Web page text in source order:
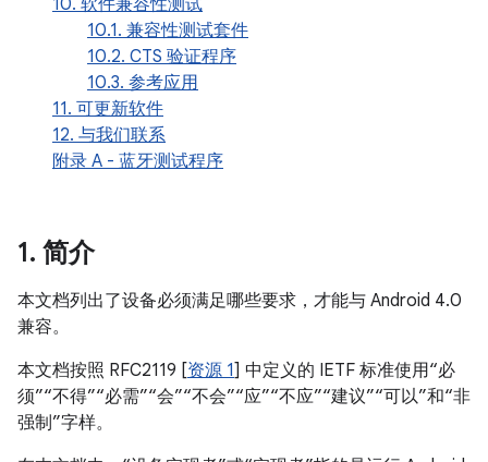
10. 软件兼容性测试
10.1. 兼容性测试套件
10.2. CTS 验证程序
10.3. 参考应用
11. 可更新软件
12. 与我们联系
附录 A - 蓝牙测试程序
1. 简介
本文档列出了设备必须满足哪些要求，才能与 Android 4.0
兼容。
本文档按照 RFC2119 [资源 1] 中定义的 IETF 标准使用“必
须”“不得”“必需”“会”“不会”“应”“不应”“建议”“可以”和“非
强制”字样。